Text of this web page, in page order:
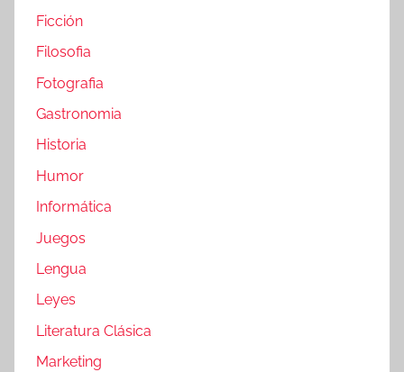
Ficción
Filosofia
Fotografia
Gastronomia
Historia
Humor
Informática
Juegos
Lengua
Leyes
Literatura Clásica
Marketing